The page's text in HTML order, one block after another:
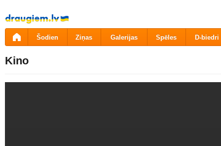
Pāriet
uz
saturu
Šodien Ziņas Galerijas Spēles D-biedri
Kino